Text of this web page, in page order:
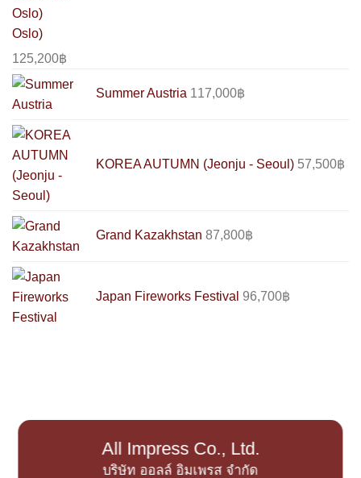
Oslo)
125,200฿
Summer Austria 117,000฿
KOREA AUTUMN (Jeonju - Seoul) 57,500฿
Grand Kazakhstan 87,800฿
Japan Fireworks Festival 96,700฿
All Impress Co., Ltd.
บริษัท ออลล์ อิมเพรส จำกัด